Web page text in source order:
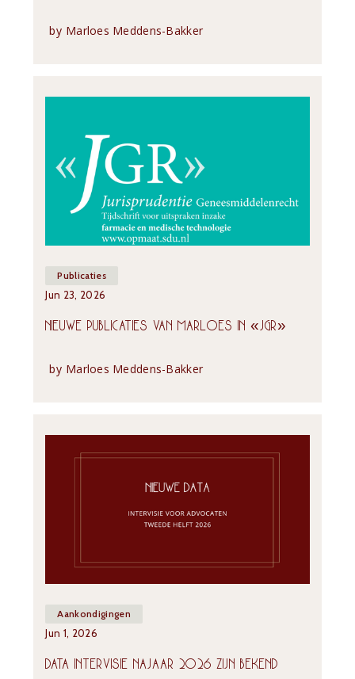
by Marloes Meddens-Bakker
Publicaties
Jun 23, 2026
NIEUWE PUBLICATIES VAN MARLOES IN «JGR»
by Marloes Meddens-Bakker
Aankondigingen
Jun 1, 2026
DATA INTERVISIE NAJAAR 2026 ZIJN BEKEND